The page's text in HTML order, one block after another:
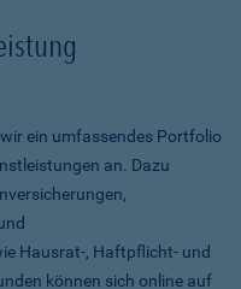
ein umfassendes Portfolio
an. Dazu
Hausrat-, Haftpflicht- und
können sich online auf